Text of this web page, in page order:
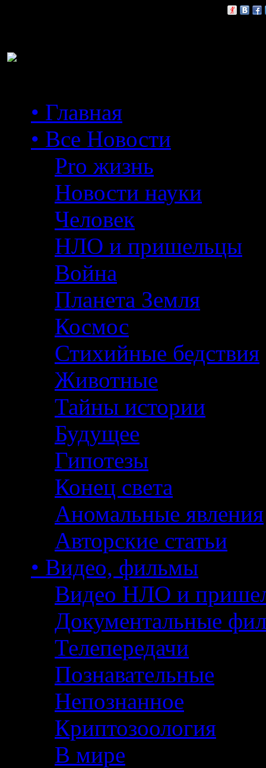
• Главная
• Все Новости
Pro жизнь
Новости науки
Человек
НЛО и пришельцы
Война
Планета Земля
Космос
Стихийные бедствия
Животные
Тайны истории
Будущее
Гипотезы
Конец света
Аномальные явления
Авторские статьи
• Видео, фильмы
Видео НЛО и
Документальные
Телепередачи
Познавательные
Непознанное
Криптозоология
В мире